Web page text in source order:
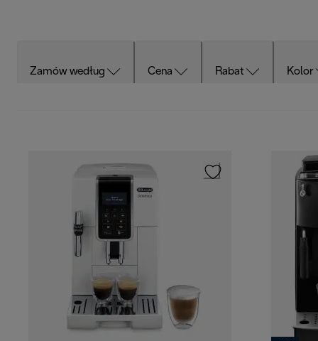
Zamów według Cena Rabat Kolor